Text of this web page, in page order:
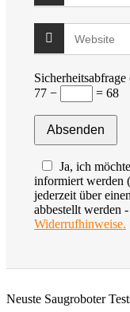
77 −
= 68
Ja, ich
informiert werden
jederzeit über
abbestellt werden -
Widerrufhinweise.
Neuste Saugroboter